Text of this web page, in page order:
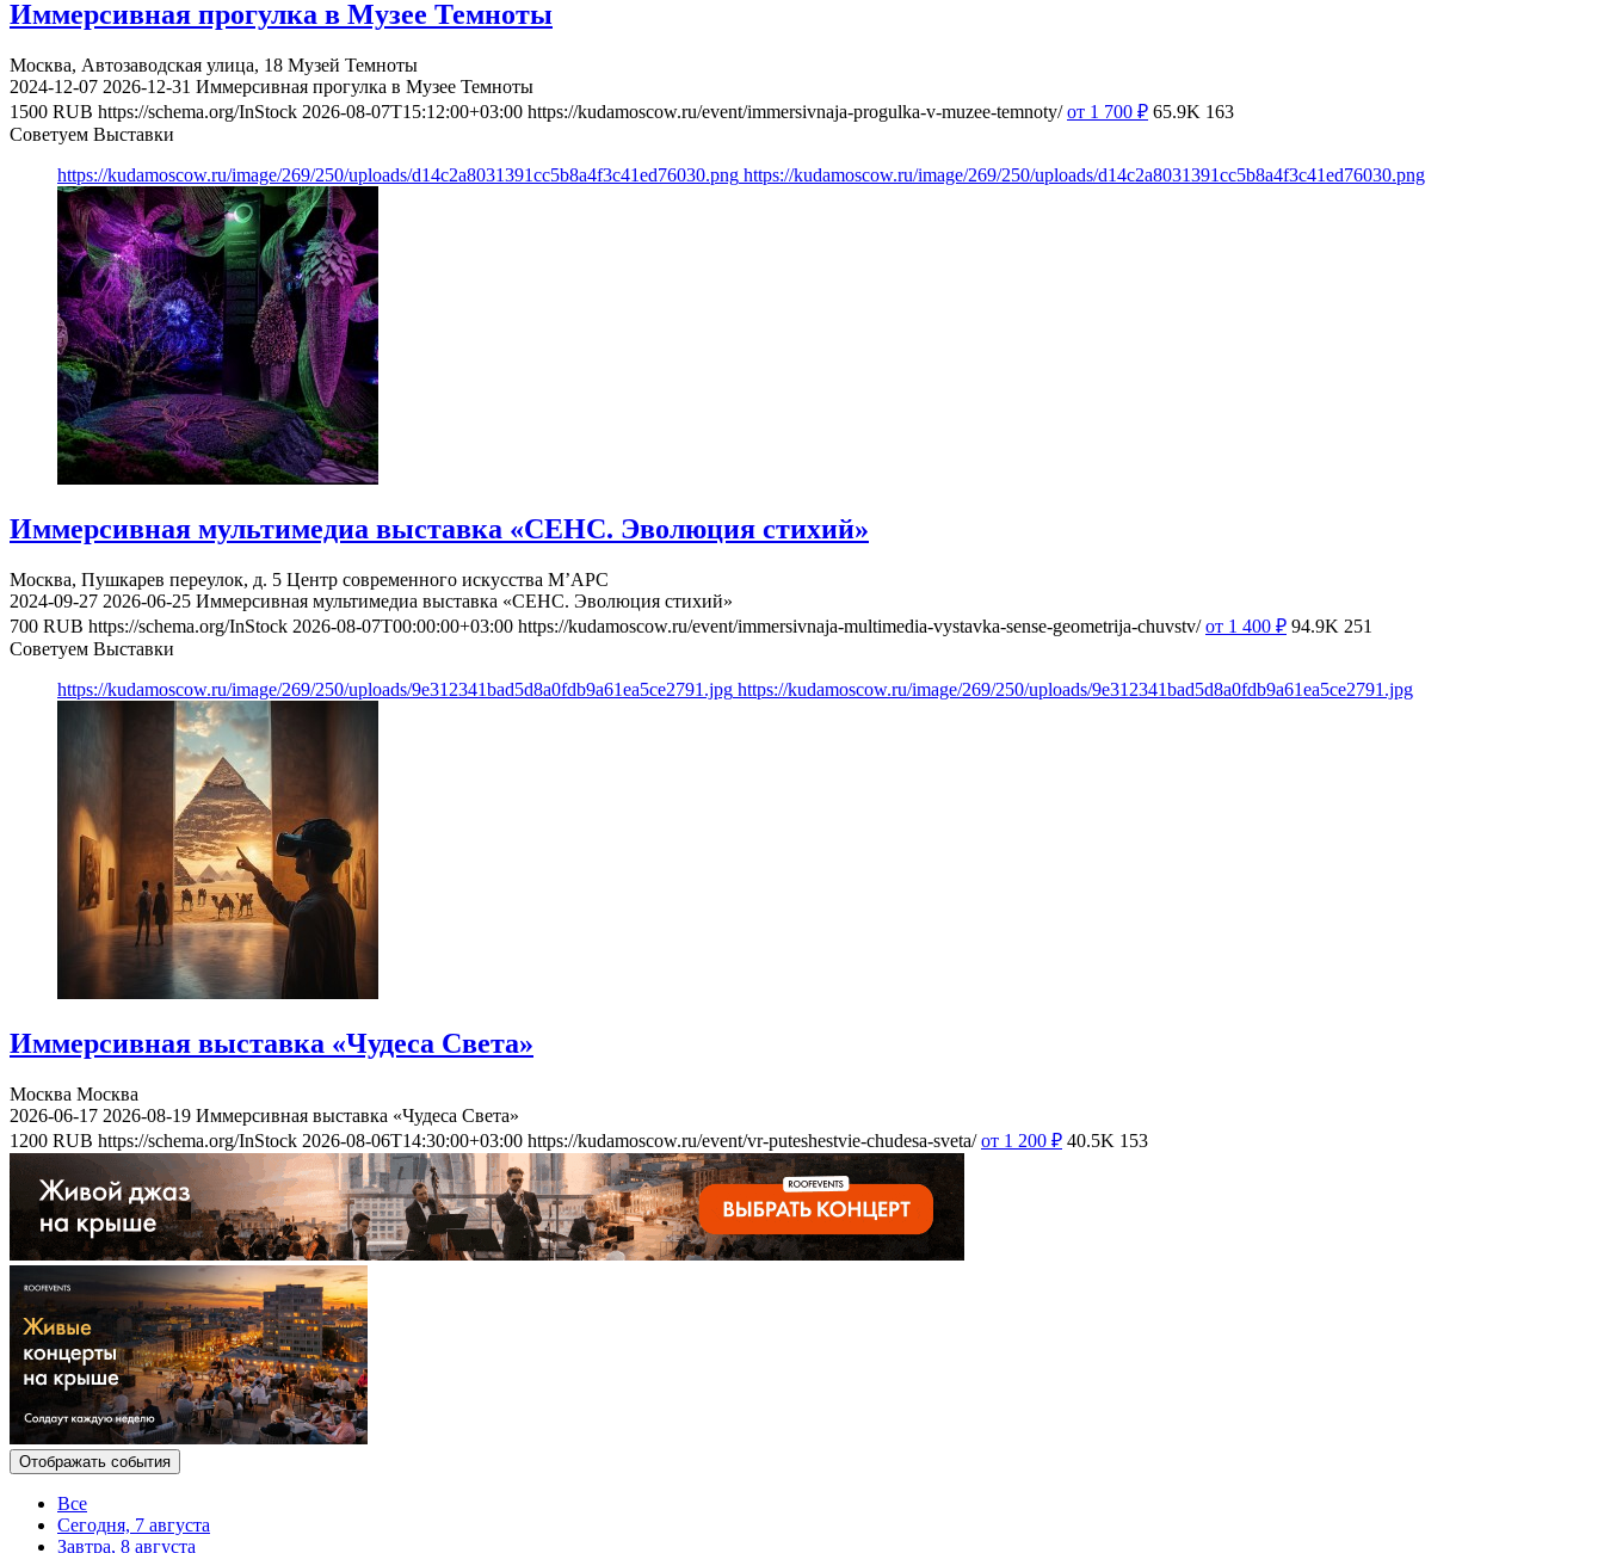
Иммерсивная прогулка в Музее Темноты
Москва, Автозаводская улица, 18 Музей Темноты
2024-12-07 2026-12-31 Иммерсивная прогулка в Музее Темноты
1500 RUB https://schema.org/InStock 2026-08-07T15:12:00+03:00 https://kudamoscow.ru/event/immersivnaja-progulka-v-muzee-temnoty/ от 1 700 ₽ 65.9K 163
Советуем Выставки
https://kudamoscow.ru/image/269/250/uploads/d14c2a8031391cc5b8a4f3c41ed76030.png https://kudamoscow.ru/image/269/250/uploads/d14c2a8031391cc5b8a4f3c41ed76030.png
Иммерсивная мультимедиа выставка «СЕНС. Эволюция стихий»
Москва, Пушкарев переулок, д. 5 Центр современного искусства М’АРС
2024-09-27 2026-06-25 Иммерсивная мультимедиа выставка «СЕНС. Эволюция стихий»
700 RUB https://schema.org/InStock 2026-08-07T00:00:00+03:00 https://kudamoscow.ru/event/immersivnaja-multimedia-vystavka-sense-geometrija-chuvstv/ от 1 400 ₽ 94.9K 251
Советуем Выставки
https://kudamoscow.ru/image/269/250/uploads/9e312341bad5d8a0fdb9a61ea5ce2791.jpg https://kudamoscow.ru/image/269/250/uploads/9e312341bad5d8a0fdb9a61ea5ce2791.jpg
Иммерсивная выставка «Чудеса Света»
Москва Москва
2026-06-17 2026-08-19 Иммерсивная выставка «Чудеса Света»
1200 RUB https://schema.org/InStock 2026-08-06T14:30:00+03:00 https://kudamoscow.ru/event/vr-puteshestvie-chudesa-sveta/ от 1 200 ₽ 40.5K 153
Отображать события
Все
Сегодня, 7 августа
Завтра, 8 августа